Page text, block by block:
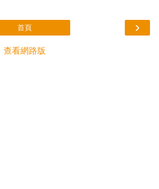
›
首頁
查看網路版